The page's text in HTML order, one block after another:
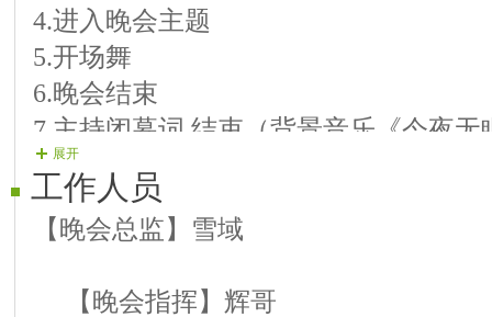
16【辉哥】演唱歌曲：二人转 西厢观花
17【辉哥】演唱歌曲： 二人转小拜年
18嘉宾【牧笛】笛子独奏；牧民新歌
19【辉哥】演唱歌曲：亲亲的西北风
20【辉哥】诗朗诵： 青春中国
4.进入晚会主题
5.开场舞
6.晚会结束
7.主持闭幕词 结束（背景音乐《今夜无
展开
工作人员
【晚会总监】雪域
【晚会指挥】辉哥